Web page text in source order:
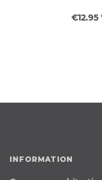
€12.95
INFORMATION